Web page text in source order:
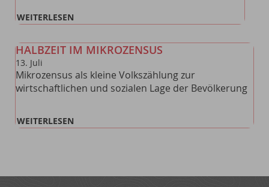
WEITERLESEN
HALBZEIT IM MIKROZENSUS
13. Juli
Mikrozensus als kleine Volkszählung zur
wirtschaftlichen und sozialen Lage der Bevölkerung
WEITERLESEN